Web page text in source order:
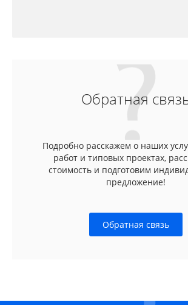
Обратная
Подробно расскажем о наших
работ и типовых проектах,
стоимость и подготовим
предложение!
Обратная связь